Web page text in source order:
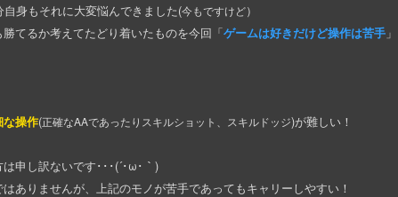
身もそれに大変悩んできました(今もですけど）
てるか考えてたどり着いたものを今回「ゲームは好きだけど操作は苦手 」
な操作(正確なAAであったりスキルショット、スキルドッジ)が難しい！
申し訳ないです･･･(´･ω･｀)
ありませんが、上記のモノが苦手であってもキャリーしやすい！